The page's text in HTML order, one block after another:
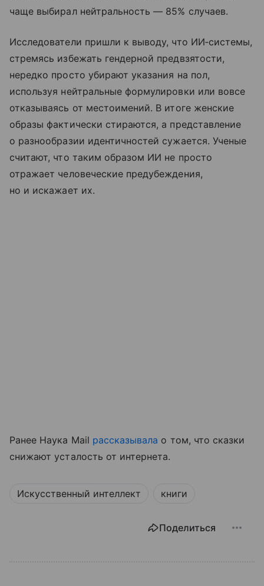
чаще выбирал нейтральность — 85% случаев.
Исследователи пришли к выводу, что ИИ‑системы,
стремясь избежать гендерной предвзятости,
нередко просто убирают указания на пол,
используя нейтральные формулировки или вовсе
отказываясь от местоимений. В итоге женские
образы фактически стираются, а представление
о разнообразии идентичностей сужается. Ученые
считают, что таким образом ИИ не просто
отражает человеческие предубеждения,
но и искажает их.
Ранее Наука Mail рассказывала о том, что сказки
снижают усталость от интернета.
Искусственный интеллект книги
Поделиться